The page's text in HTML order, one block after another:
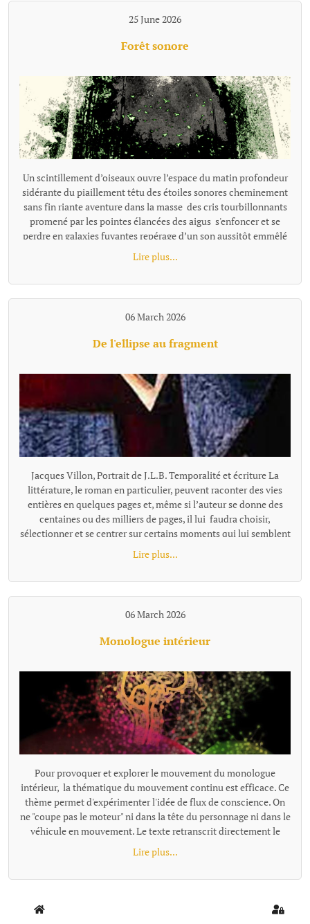
25 June 2026
Forêt sonore
Un scintillement d’oiseaux ouvre l’espace du matin profondeur
sidérante du piaillement têtu des étoiles sonores cheminement
sans fin riante aventure dans la masse des cris tourbillonnants
promené par les pointes élancées des aigus s'enfoncer et se
perdre en galaxies fuyantes repérage d’un son aussitôt emmêlé
dans la prolixité d’une énergie joyeuse s’enfoncer jusqu'au cou
dans un pétillement bouche bée, souriante se noyer, emporté
Lire plus...
06 March 2026
De l'ellipse au fragment
Jacques Villon, Portrait de J.L.B. Temporalité et écriture La littérature, le roman en particulier, peuvent raconter des vies entières en quelques pages et, même si l’auteur se donne des centaines ou des milliers de pages, il lui faudra choisir, sélectionner et se centrer sur certains moments qui lui semblent représentatifs ou nécessaires à son récit. Pour passer de l'un à l'autre de ces temps "racontés", la narration effectue un « saut » et il existe plusieurs façons de le concevoir et de l'articuler au récit, ces différentes options narratives, ces diverses façons de passer d'un temps à l'autre se distinguent notamment par leur rapport au tout, à la totalité de l'histoire, à sa suite temporelle complète. L’ellipse : maintien d’une chronologie lisible Ces sauts, quand ils sont faits en reliant entre eux les moments racontés, s'appellent des ellipses. L'ellipse omet, "saute" une portion de temps, d’action, mais elle le fait dans un cadre temporel qui reste globalement ordonné et repérable. Le texte fournit pour cela des indices (adverbes, dates, saisons, âges des personnages, données temporelles, un court résumé de ce qui s’est passé entretemps etc.) qui indiquent au lecteur la suppression d’un segment de l’histoire et lui permettent de situer mentalement l’ellipse dans une chronologie comme le « Quelques mois plus tard… » de Patrick Modiano dans Rue des boutiques obscures. Même quand l’ellipse est brutale : « Seize ans plus tard. » écrit Victor Hugo, elle sous-entend une temporalité repérable. Les différents moments du texte ainsi réunis par l’ellipse ne sont donc pas des fragments autonomes : ils restent des moments d’une même chaîne causale et chronologique séparés par un moment sous-entendu: le temps manquant existe dans l’histoire, il est évoqué, affirmé comme non raconté. Le lecteur perçoit une continuité partiellement énigmatique ou laissée dans l’ombre, mais encadrée et située clairement. L’ellipse ne fragmente donc pas le texte : elle est un outil qui permet de condenser le récit. Les fragments, des segments autonomes L'ellipse situe l'extrait par rapport à la totalité, au minimum par rapport à l'extrait précédent, comme un morceau d'un puzzle se présente en tant que partie d'un tout. Le fragment refuse cette référence, il se présente comme un tout séparé. Il laisse les moments absents totalement dans l’ombre, sans repère temporel pour les situer les uns par rapport aux autres, le récit n’est plus simplement discontinu, mais fragmenté. Le lien peut être fait, ou pas, par le lecteur, mais la totalité devient une référence floue, très allusive ou indirecte. Il n'y a plus de référence à une temporalité repérable que l'on pourrait reconstituer. Exemple d'écriture fragmentaire hors fiction dans Les Ombres errantes de Pascal Quignard, ouvrage composé d’une succession de fragments méditatifs. « Lire, c’est quitter le monde visible.Celui qui ouvre un livre se retire.Il abandonne le bruit commun pour une voix silencieuse.La lecture est une solitude partagée avec un mort. Dans les livres, les morts parlent aux vivants.La voix qui vient de la page n’appartient plus à personne.Elle a traversé le temps.C’est une parole sauvée de l’oubli. » Exemple dans la fiction dans Les Vagues de Virginia Woolf, ce roman est composé de monologues successifs de différents personnages, sans transition narrative. Chaque prise de parole forme un fragment autonome. Fragment 1 : monologue de Bernard« Les feuilles tombent ; les feuilles tombent sans cesse.J’erre dans les rues de Londres, inventant des histoires.Chaque visage que je croise devient le début d’un récit.Pourtant, au moment où je veux saisir ces histoires, elles s’évanouissent. »Fragment 2 qui enchaine : monologue de Susan« J’aime les champs humides et les odeurs de l’étable.Ici, la terre est solide sous mes pieds.Les villes me troublent ; leurs voix se croisent sans repos.Je préfère le rythme lent des saisons et le pas régulier des bêtes. » L'idée de fragment se retrouve à tous les niveaux du texte : Au niveau d'éléments temporels séparés, non reliés par une ellipse, le fragment concerne la chronologie, le temps est coupé. Il peut être ponctuel, réversible, ou suspendu ; le temps fragmenté ne s’écoule pas vraiment. Au niveau stylistique, la fragmentation se fait essentiellement par des phrases sont juxtaposées. En ce qui concerne la construction globale, la fragmentation se fait au travers de matériaux hétérogènes sans marqueurs logiques ou causaux explicites. Les parties séparées se suivent avec une relation qui peut rester flottante ou associative et qui relève davantage de la résonance, de l’écho, de la juxtaposition, de la variation ou de la contradiction que de la succession ordonnée. Contrairement au montage ou à la construction classique, les fragments ne sont pas nécessairement organisés en système. Le mot qui caractérise le mieux le fragment, c'est l'autonomie. Le fragment est un texte bref mais complet. On parle alors de texte fragmentaire, de narration éclatée, d'écriture discontinue. Dans sa forme la plus radicale (Blanchot, Cioran tardif, certaines proses de Jabès, Handke dans Le Malheur sans désirs, ou encore Pascal Quignard), le fragment ne se situe pas dans une hiérarchie et leur ordre peut être modifié sans détruire l'ensemble ou sans que l'on puisse y voir une faille par rapport à une hiérarchie narrative. Cette déconstruction de l'idée de totalité et d'ordre est parfois désignée comme le « non-lien » ou le « rapport sans rapport » (Blanchot). Le fragment a été inauguré par Friedrich Schlegel et la tradition romantique. « La littérature est le fragment de tous les fragments » a pu écrire Goethe. Le fragment n’est pas un morceau d’un tout, mais une forme ouverte. On peut parler aussi d'une poétique différente de celle de l'ellipse : d'une tentation ou d'une recherche de l’inachèvement. Fragmentation, concentration, condensation L'expression « écriture fragmentaire » peut recouvrir des formes différentes qu'on ne peut simplement assimiler et résumer par l'idée de discontinuité. La « fragmentation » n’est pas un procédé unique, mais une famille de formes de ruptures selon le niveau et le type d'autonomie recherchés. Il faut rappeler que de nombreux textes, notamment contemporains, utilisent à la fois l'ellipse temporelle et une forme de fragmentation dans des orientations multiples. La frontière ellipse / fragment (et c'est le propre de toute notion littéraire, nous ne sommes pas en mathématique...) devient parfois poreuse. On peut citer dans le domaine poétique René Char avec des fragments très autonomes, mais parfois une thématique de la Résistance ou une chronologie émotionnelle diffuse les relie subtilement. Et dans l'autofiction : Annie Ernaux, dans certains livres comme Les Années, mélange écriture fragmentaire et ellipses temporelles très marquées avec une chronologie historique quand même lisible. Notons égalment que l'écriture fragmentaire peut aussi se marquer, non par l'absence de repère mais par une proportion texte/totalité. Raconter une existence humaine en quelques paragraphes séparés, même avec quelques indications, procède du fragment. Trop de choses manquent pour que la perception de la discontinuité, du vide, ne prime pas sur celle d'une totalité. On peut placer dans cette catégorie le livre «Roland Barthes par Roland Barthes », une biographie que l'auteur veiut "éclatée" en chapitres comment autant de fragments de vie avec comme incipit, par exemple : Au moment du premier cri… Au tableau noir… La première fois qu…. A trente ans… La dernière fois qu… A son dernier instant… Les repères temporels sont là, mais la chronologie complète s'estompe au profit d'instantanés qui, certes renvoie à l'idée de biographie, mais celle-ci, largement absente, ne peut qu'être très partiellement reconstituée. Beaucoup de textes ne sont pas fragmentés au sens de complètement décousus et composés de morceaux sans liens explicites, mais la façon de raconter par de menus éléments, des micro scènes pour évoquer un temps très long, laissant tout le reste dans l'ombre sont tellement concentrés, condensés qu'ils donnent une impression de fragmentation malgré les ellipses et repères. Exemple d' écriture ellpitique, concentrée jusqu'au fragmentaire et pourtant très évocatrice : "À dix-huit ans, Pierre quitta la maison campagnarde où il était né. Au moment précis où il s’en alla, sa vieille mère infirme était dans Ie lit de la chambre bleue dans laquelle il y avait le daguerréotype de son père, des plumes de paon dans un vase, et une pendule représentant Paul et Virginie, et qui indiquait trois heures. Dans la cour, sous le figuier, son grand-père se reposait. Dans le jardin, il y avait sa fiancée, des roses et des poiriers luisants. Pierre alla gagner sa vie, dans un pays où il y avait des nègres, des perroquets, des caoutchoucs, de la mélasse, des fièvres et des serpents. Il y demeura trente ans. Au moment précis où il revint dans la maison campagnarde où il était né, la chambre bleue était devenue blanche, sa mère reposait au sein de Dieu, Ie portrait de son père n’était plus là, et les plumes du paon et le vase avaient disparu. Un objet quelconque remplaçait la pendule. Dans la cour, sous le figuier où son défunt grand-père se reposa, il y avait des écuelles cassées et une pauvre poule malade. Dans le jardin de roses et de poiriers luisants où fut sa fiancée, iI y avait une vieille dame. L’histoire ne dit pas qui elle était." Francis Jammes, Le Roman du lièvre (1922) Fragmentation, continuité... modernité ? Au-delà du constat et de la nécessaire définition des termes, le choix de la fragmentation, par opposition à la continuité et sa construction, est une manière de se positionner par rapport à des questionnements de notre époque. La pratique du fragment correspond à un désir de coller ou d'exprimer sa dimension nettement discontinue, fragmentée, mais aussi, plus largement, de se placer dans u
Lire plus...
06 March 2026
Monologue intérieur
Pour provoquer et explorer le mouvement du monologue
intérieur, la thématique du mouvement continu est efficace. Ce
thème permet d'expérimenter l'idée de flux de conscience. On
ne "coupe pas le moteur" ni dans la tête du personnage ni dans le
véhicule en mouvement. Le texte retranscrit directement le
monologue intérieur comme un "micro branché dans le
cerveau". Exemples de textes écrits avec cette proposition : -
Lire plus...
Home Sign In